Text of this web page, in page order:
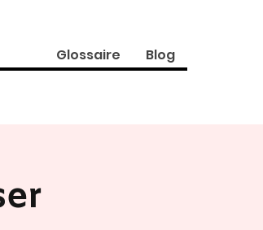
Glossaire Blog